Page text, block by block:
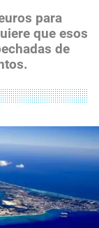
para
que esos
de